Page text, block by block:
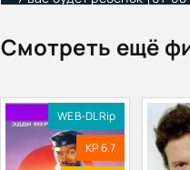
У вас будет ребенок [01-
Смотреть ещё
WEB-DLRip
KP 6.7